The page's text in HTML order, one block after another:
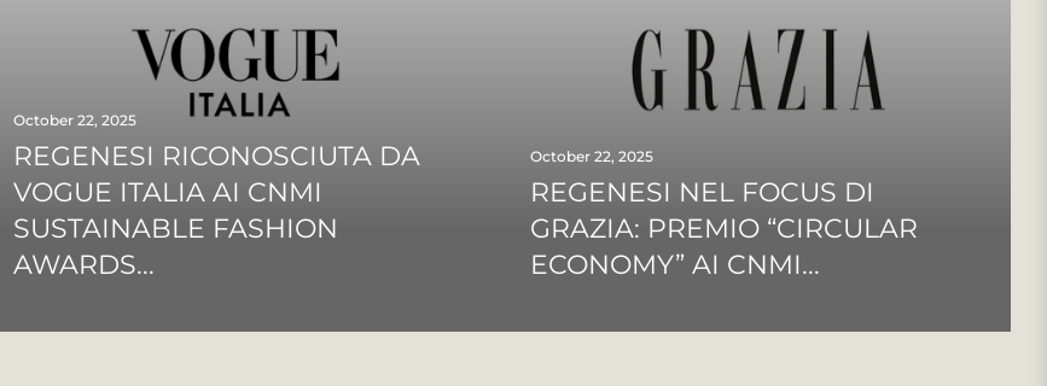
October 22, 2025
REGENESI RICONOSCIUTA DA
VOGUE ITALIA AI CNMI
SUSTAINABLE FASHION
AWARDS...
October 22, 2025
REGENESI NEL FOCUS DI
GRAZIA: PREMIO “CIRCULAR
ECONOMY” AI CNMI...